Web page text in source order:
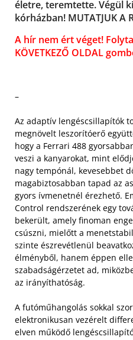
életre, teremtette. Végül
kórházban! MUTATJUK A
A hír nem ért véget!
KÖVETKEZŐ OLDAL
–
Az adaptív lengéscsillapítók
megnövelt leszorítóerő
hogy a Ferrari 488
veszi a kanyarokat, mint
nagy tempónál, kevesebbet
magabiztosabban tapad az
gyors ívmenetnél érezhető.
Control rendszerének egy
bekerült, amely finoman
csúszni, mielőtt a
szinte észrevétlenül
élményből, hanem éppen
szabadságérzetet ad,
az irányíthatóság.
A futóműhangolás sokkal
elektronikusan vezérelt
elven működő